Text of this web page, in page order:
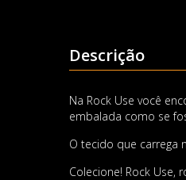
Descrição
Na Rock Use você
embalada como se
O tecido que carrega
Colecione! Rock Use,